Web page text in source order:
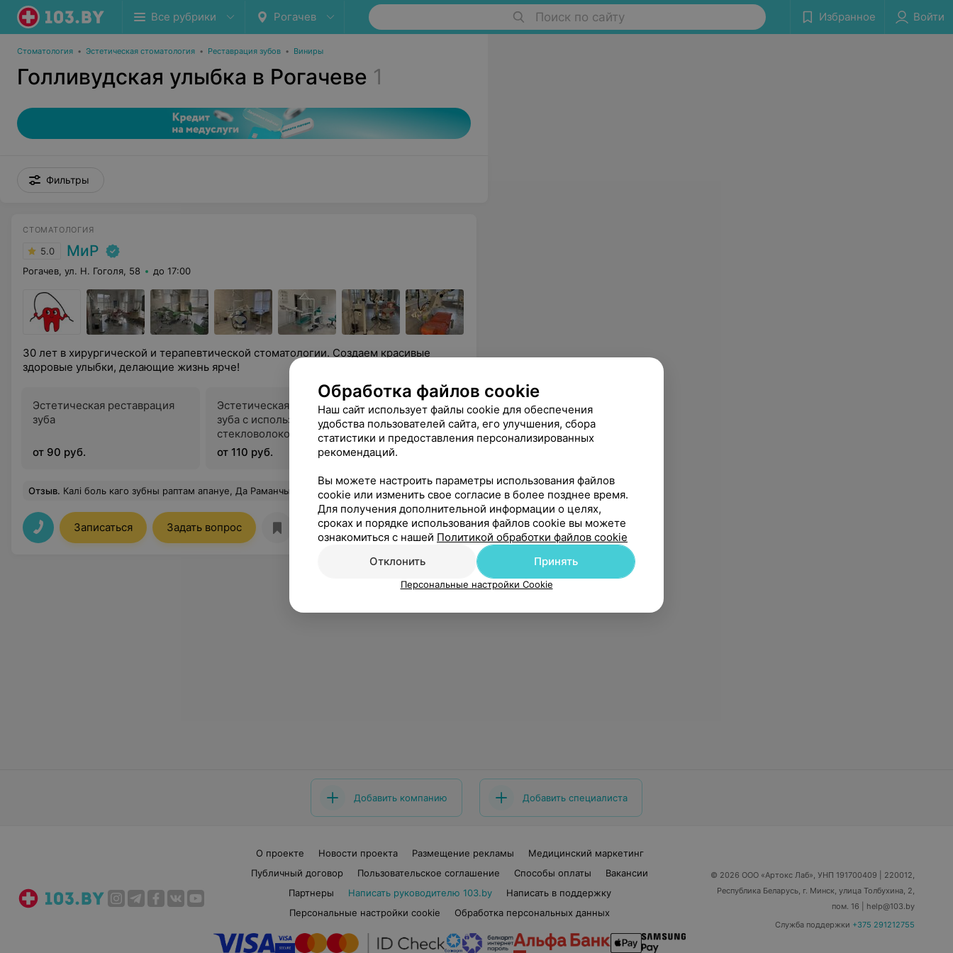
Все рубрики Рогачев Поиск по сайту Избранное Войти
Стоматология • Эстетическая стоматология • Реставрация зубов • Виниры
Голливудская улыбка в Рогачеве 1
Фильтры
СТОМАТОЛОГИЯ
5.0 МиР
Рогачев, ул. Н. Гоголя, 58 до 17:00
30 лет в хирургической и терапевтической стоматологии. Создаем красивые
здоровые улыбки, делающие жизнь ярче!
Эстетическая реставрация
зуба
от 90 руб.
Эстетическая реставрация
зуба с использованием
стекловолоконного штифта
от 110 руб.
Все цены
Отзыв. Калі боль каго зубны раптам апануе, Да Раманчыкавай йдзіце Вас яна уратуе! Хай даведаюцца людзі, што у Рагачове, Стаматолаг ёсць цудоуны-майстар на усе рукі! На высокім усё узроуні у яе вядзецца, Бо цаалкам сваёй справе яна аддаецца! Ювелірнай яе працы не ацэніць толькі той, Хто сваё схавау сумленне за бяздушнасці сцяной… Хай усмешкаю іграе, шчасліва гледзячы на мір, Стаматалогія такая са сціплай назваю як МІР! Дэвіз лякарні відавочны, Усмешка на усе трыццаць два зубочка! Бо кожнай ведама істоце, Пачатак у здароуя у роце! Еще
Записаться Задать вопрос Отзывы22
Добавить компанию Добавить специалиста
О проекте Новости проекта Размещение рекламы
Медицинский маркетинг
Публичный договор
Пользовательское соглашение Способы оплаты
Вакансии
Партнеры
Написать руководителю 103.by
Написать в поддержку
Персональные настройки cookie
Обработка персональных данных
© 2026 ООО «Артокс Лаб», УНП 191700409 | 220012,
Республика Беларусь, г. Минск, улица Толбухина, 2,
пом. 16 | help@103.by
Служба поддержки +375 291212755
Обработка файлов cookie
Наш сайт использует файлы cookie для обеспечения
удобства пользователей сайта, его улучшения, сбора
статистики и предоставления персонализированных
рекомендаций.
Вы можете настроить параметры использования файлов
cookie или изменить свое согласие в более позднее время.
Для получения дополнительной информации о целях,
сроках и порядке использования файлов cookie вы можете
ознакомиться с нашей Политикой обработки файлов cookie
Отклонить
Принять
Персональные настройки Cookie